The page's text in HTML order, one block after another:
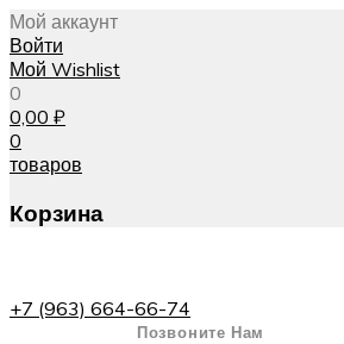
Мой аккаунт
Войти
Мой Wishlist
0
0,00 ₽
0
товаров
Корзина
+7 (963) 664-66-74
Позвоните Нам